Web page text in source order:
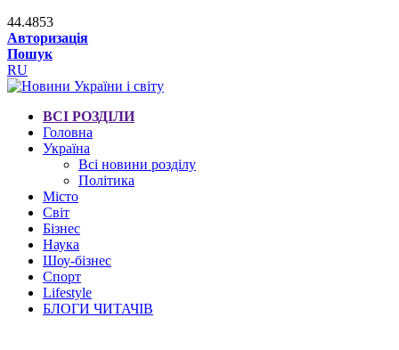
44.4853
Авторизація
Пошук
RU
ВСІ РОЗДІЛИ
Головна
Україна
Всі новини розділу
Політика
Місто
Світ
Бізнес
Наука
Шоу-бізнес
Спорт
Lifestyle
БЛОГИ ЧИТАЧІВ